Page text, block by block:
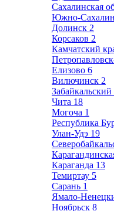
Сахалинская
Южно-
Долинск 2
Корсаков 2
Камчатский
Елизово 6
Вилючинск 2
Забайкальский
Чита 18
Могоча 1
Республика
Улан-Удэ 19
Караганда 13
Темиртау 5
Сарань 1
Ямало-
Ноябрьск 8